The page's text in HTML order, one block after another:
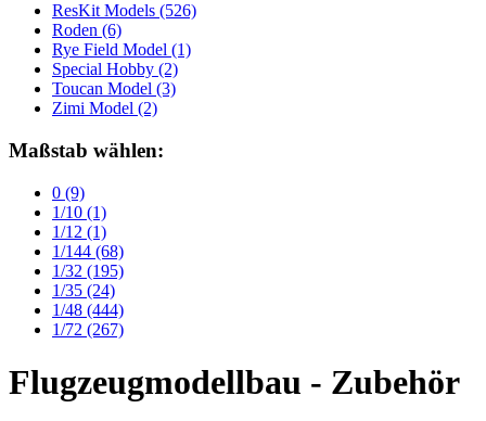
ResKit Models (526)
Roden (6)
Rye Field Model (1)
Special Hobby (2)
Toucan Model (3)
Zimi Model (2)
Maßstab wählen:
0 (9)
1/10 (1)
1/12 (1)
1/144 (68)
1/32 (195)
1/35 (24)
1/48 (444)
1/72 (267)
Flugzeugmodellbau - Zubehör